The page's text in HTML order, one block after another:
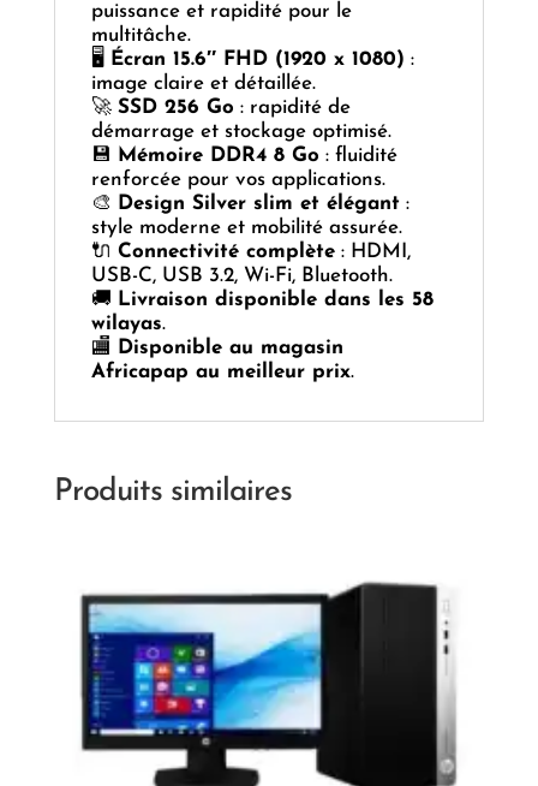
puissance et rapidité pour le
multitâche.
🖥️ Écran 15.6″ FHD (1920 x 1080) :
image claire et détaillée.
🚀 SSD 256 Go : rapidité de
démarrage et stockage optimisé.
💾
Mémoire DDR4 8 Go : fluidité
renforcée pour vos applications.
🎨
Design Silver slim et élégant:
style moderne et mobilité assurée.
🔌 Connectivité complète: HDMI,
USB-C, USB 3.2, Wi-Fi, Bluetooth.
🚚 Livraison disponible dans les 58
wilayas.
🏬
Disponible au magasin
Africapap au meilleur prix.
Produits similaires